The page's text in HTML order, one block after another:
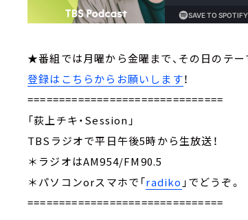
★番組では月曜から金曜まで、その日のテ
登録はこちらからお願いします！
===============================
「荻上チキ・Session」
TBSラジオで平日午後5時から生放送！
＊ラジオはAM954/FM90.5
＊パソコンorスマホで「radiko 」でどうぞ。
===============================